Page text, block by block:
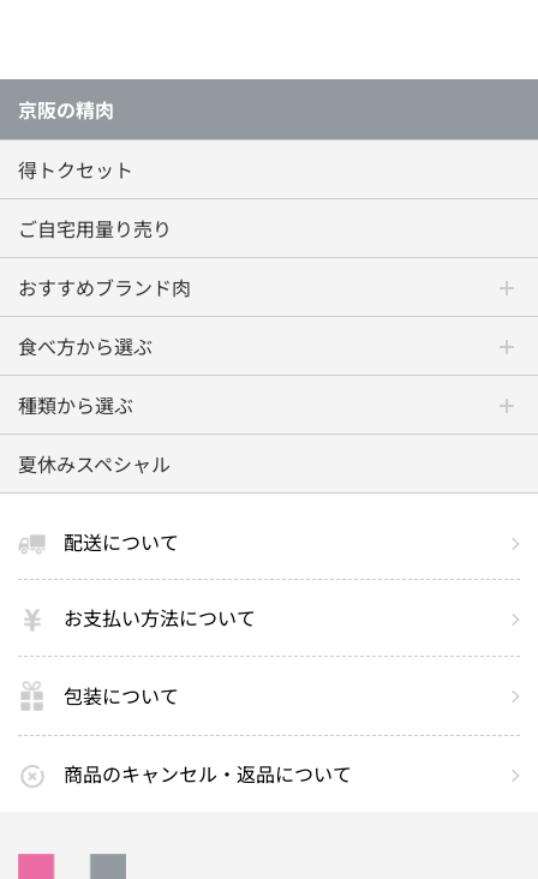
京阪の精肉
得トクセット
ご自宅用量り売り
おすすめブランド肉
食べ方から選ぶ
種類から選ぶ
夏休みスペシャル
配送について
お支払い方法について
包装について
商品のキャンセル・返品について